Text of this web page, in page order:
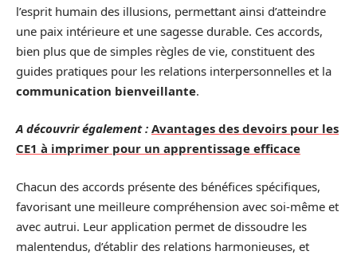
l’esprit humain des illusions, permettant ainsi d’atteindre
une paix intérieure et une sagesse durable. Ces accords,
bien plus que de simples règles de vie, constituent des
guides pratiques pour les relations interpersonnelles et la
communication bienveillante.
A découvrir également : Avantages des devoirs pour les
CE1 à imprimer pour un apprentissage efficace
Chacun des accords présente des bénéfices spécifiques,
favorisant une meilleure compréhension avec soi-même et
avec autrui. Leur application permet de dissoudre les
malentendus, d’établir des relations harmonieuses, et